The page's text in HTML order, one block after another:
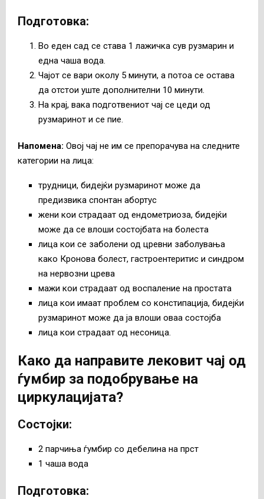
Подготовка:
Во еден сад се става 1 лажичка сув рузмарин и
една чаша вода.
Чајот се вари околу 5 минути, а потоа се остава
да отстои уште дополнителни 10 минути.
На крај, вака подготвениот чај се цеди од
рузмаринот и се пие.
Напомена: Овој чај не им се препорачува на следните
категории на лица:
трудници, бидејќи рузмаринот може да
предизвика спонтан абортус
жени кои страдаат од ендометриоза, бидејќи
може да се влоши состојбата на болеста
лица кои се заболени од цревни заболувања
како Кронова болест, гастроентеритис и синдром
на нервозни црева
мажи кои страдаат од воспаление на простата
лица кои имаат проблем со констипација, бидејќи
рузмаринот може да ја влоши оваа состојба
лица кои страдаат од несоница.
Како да направите лековит чај од
ѓумбир за подобрување на
циркулацијата?
Состојки:
2 парчиња ѓумбир со дебелина на прст
1 чаша вода
Подготовка: